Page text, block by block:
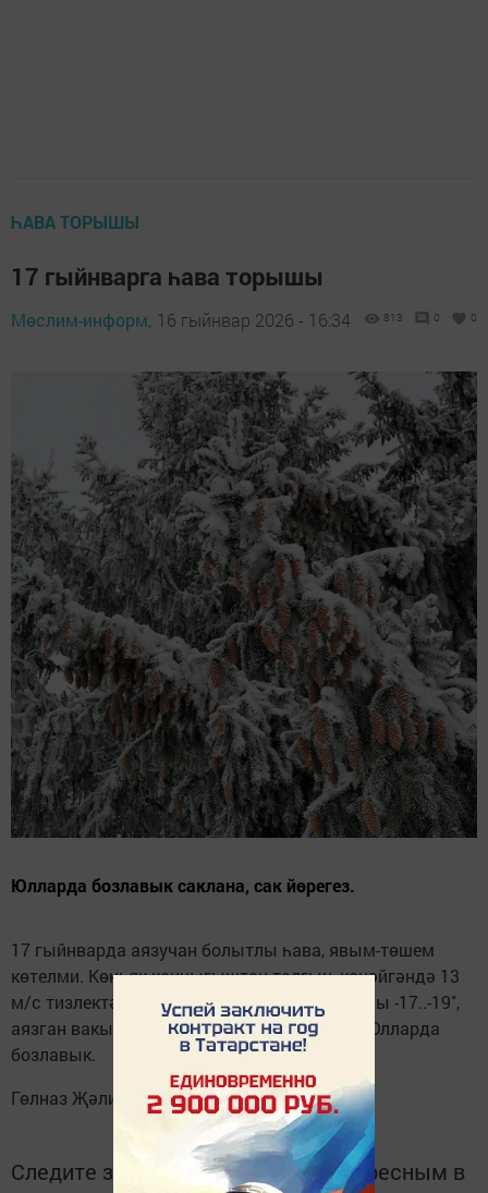
ҺАВА ТОРЫШЫ
17 гыйнварга һава торышы
Мөслим-информ, 16 гыйнвар 2026 - 16:34 813 0 0
Юлларда бозлавык саклана, сак йөрегез.
17 гыйнварда аязучан болытлы һава, явым-төшем
көтелми. Көньяк-көнчыгыштан талгын, көчәйгәндә 13
м/с тизлектә җил. Төнлә һава температурасы -17..-19˚,
аязган вакытта -22˚, көндез -9..-13˚ градус. Юлларда
бозлавык.
Гөлназ Җәлилова фотосы
Следите за самым важным и интересным в